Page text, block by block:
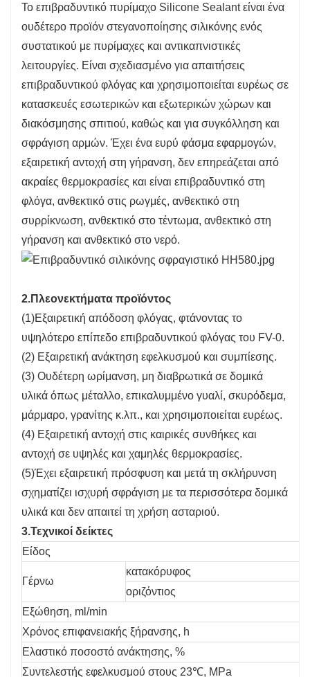
Το επιβραδυντικό πυρίμαχο Silicone Sealant είναι ένα
ουδέτερο προϊόν στεγανοποίησης σιλικόνης ενός
συστατικού με πυρίμαχες και αντικαπνιστικές
λειτουργίες. Είναι σχεδιασμένο για απαιτήσεις
επιβραδυντικού φλόγας και χρησιμοποιείται ευρέως σε
κατασκευές εσωτερικών και εξωτερικών χώρων και
διακόσμησης σπιτιού, καθώς και για συγκόλληση και
σφράγιση αρμών. Έχει ένα ευρύ φάσμα εφαρμογών,
εξαιρετική αντοχή στη γήρανση, δεν επηρεάζεται από
ακραίες θερμοκρασίες και είναι επιβραδυντικό στη
φλόγα, ανθεκτικό στις ρωγμές, ανθεκτικό στη
συρρίκνωση, ανθεκτικό στο τέντωμα, ανθεκτικό στη
γήρανση και ανθεκτικό στο νερό.
2.Πλεονεκτήματα προϊόντος
(1)Εξαιρετική απόδοση φλόγας, φτάνοντας το
υψηλότερο επίπεδο επιβραδυντικού φλόγας του FV-0.
(2) Εξαιρετική ανάκτηση εφελκυσμού και συμπίεσης.
(3) Ουδέτερη ωρίμανση, μη διαβρωτικά σε δομικά
υλικά όπως μέταλλο, επικαλυμμένο γυαλί, σκυρόδεμα,
μάρμαρο, γρανίτης κ.λπ., και χρησιμοποιείται ευρέως.
(4) Εξαιρετική αντοχή στις καιρικές συνθήκες και
αντοχή σε υψηλές και χαμηλές θερμοκρασίες.
(5)Έχει εξαιρετική πρόσφυση και μετά τη σκλήρυνση
σχηματίζει ισχυρή σφράγιση με τα περισσότερα δομικά
υλικά και δεν απαιτεί τη χρήση ασταριού.
3.Τεχνικοί δείκτες
Είδος
Γέρνω
κατακόρυφος
οριζόντιος
Εξώθηση, ml/min
Χρόνος επιφανειακής ξήρανσης, h
Ελαστικό ποσοστό ανάκτησης, %
Συντελεστής εφελκυσμού στους 23℃, MPa